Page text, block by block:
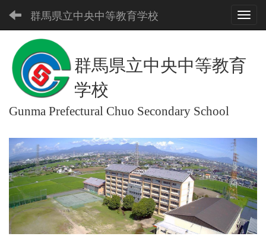
群馬県立中央中等教育学校
群馬県立中央中等教育
学校
Gunma Prefectural Chuo Secondary School